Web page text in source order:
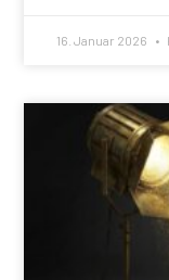
16. Januar 2026